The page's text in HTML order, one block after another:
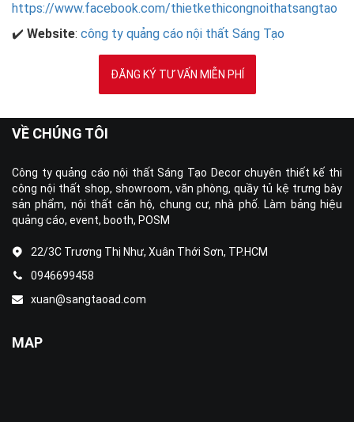
https://www.facebook.com/thietkethicongnoithatsangtao
✔️ Website: công ty quảng cáo nội thất Sáng Tạo
ĐĂNG KÝ TƯ VẤN MIỄN PHÍ
VỀ CHÚNG TÔI
Công ty quảng cáo nội thất Sáng Tạo Decor chuyên thiết kế thi
công nội thất shop, showroom, văn phòng, quầy tủ kệ trưng bày
sản phẩm, nội thất căn hộ, chung cư, nhà phố. Làm bảng hiệu
quảng cáo, event, booth, POSM
22/3C Trương Thị Như, Xuân Thới Sơn, TP.HCM
0946699458
xuan@sangtaoad.com
MAP